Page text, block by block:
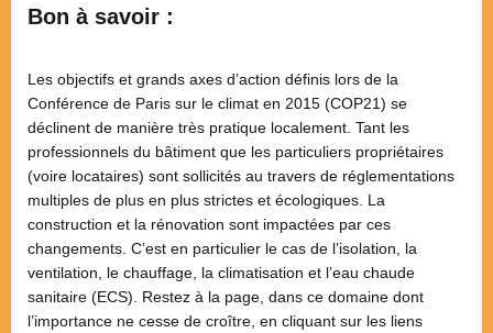
Bon à savoir :
Les objectifs et grands axes d’action définis lors de la
Conférence de Paris sur le climat en 2015 (COP21) se
déclinent de manière très pratique localement. Tant les
professionnels du bâtiment que les particuliers propriétaires
(voire locataires) sont sollicités au travers de réglementations
multiples de plus en plus strictes et écologiques. La
construction et la rénovation sont impactées par ces
changements. C’est en particulier le cas de l’isolation, la
ventilation, le chauffage, la climatisation et l’eau chaude
sanitaire (ECS). Restez à la page, dans ce domaine dont
l’importance ne cesse de croître, en cliquant sur les liens